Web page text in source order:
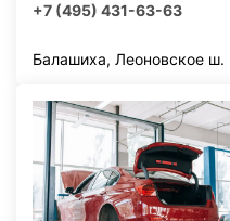
+7 (495) 431-63-63
Балашиха, Леоновское ш.